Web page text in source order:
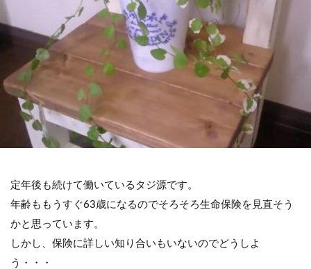
定年後も続けて働いているタジ源です。
年齢ももうすぐ63歳になるのでそろそろ生命保険を見直そう
かと思っています。
しかし、保険に詳しい知り合いもいないのでどうしよ
う・・・